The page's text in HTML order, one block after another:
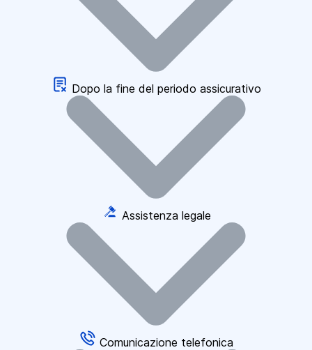
Dopo la fine del periodo assicurativo
Assistenza legale
Comunicazione telefonica